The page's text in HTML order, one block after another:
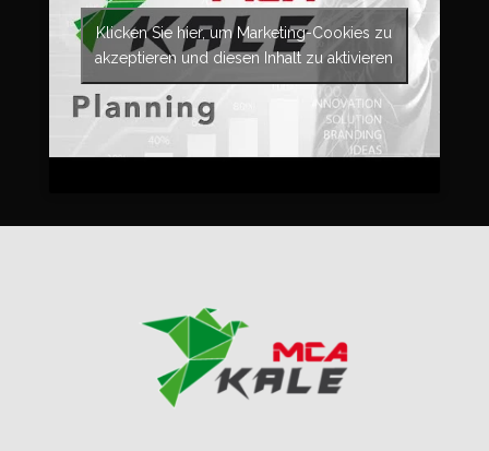
Klicken Sie hier, um Marketing-Cookies zu
akzeptieren und diesen Inhalt zu aktivieren